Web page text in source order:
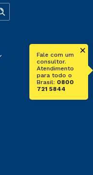
Fale com um
consultor.
Atendimento
para todo o
Brasil: 0800
721 5844